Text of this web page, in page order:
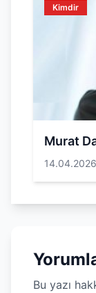
Kimdir
Murat
14.04.2026
Bu yazı